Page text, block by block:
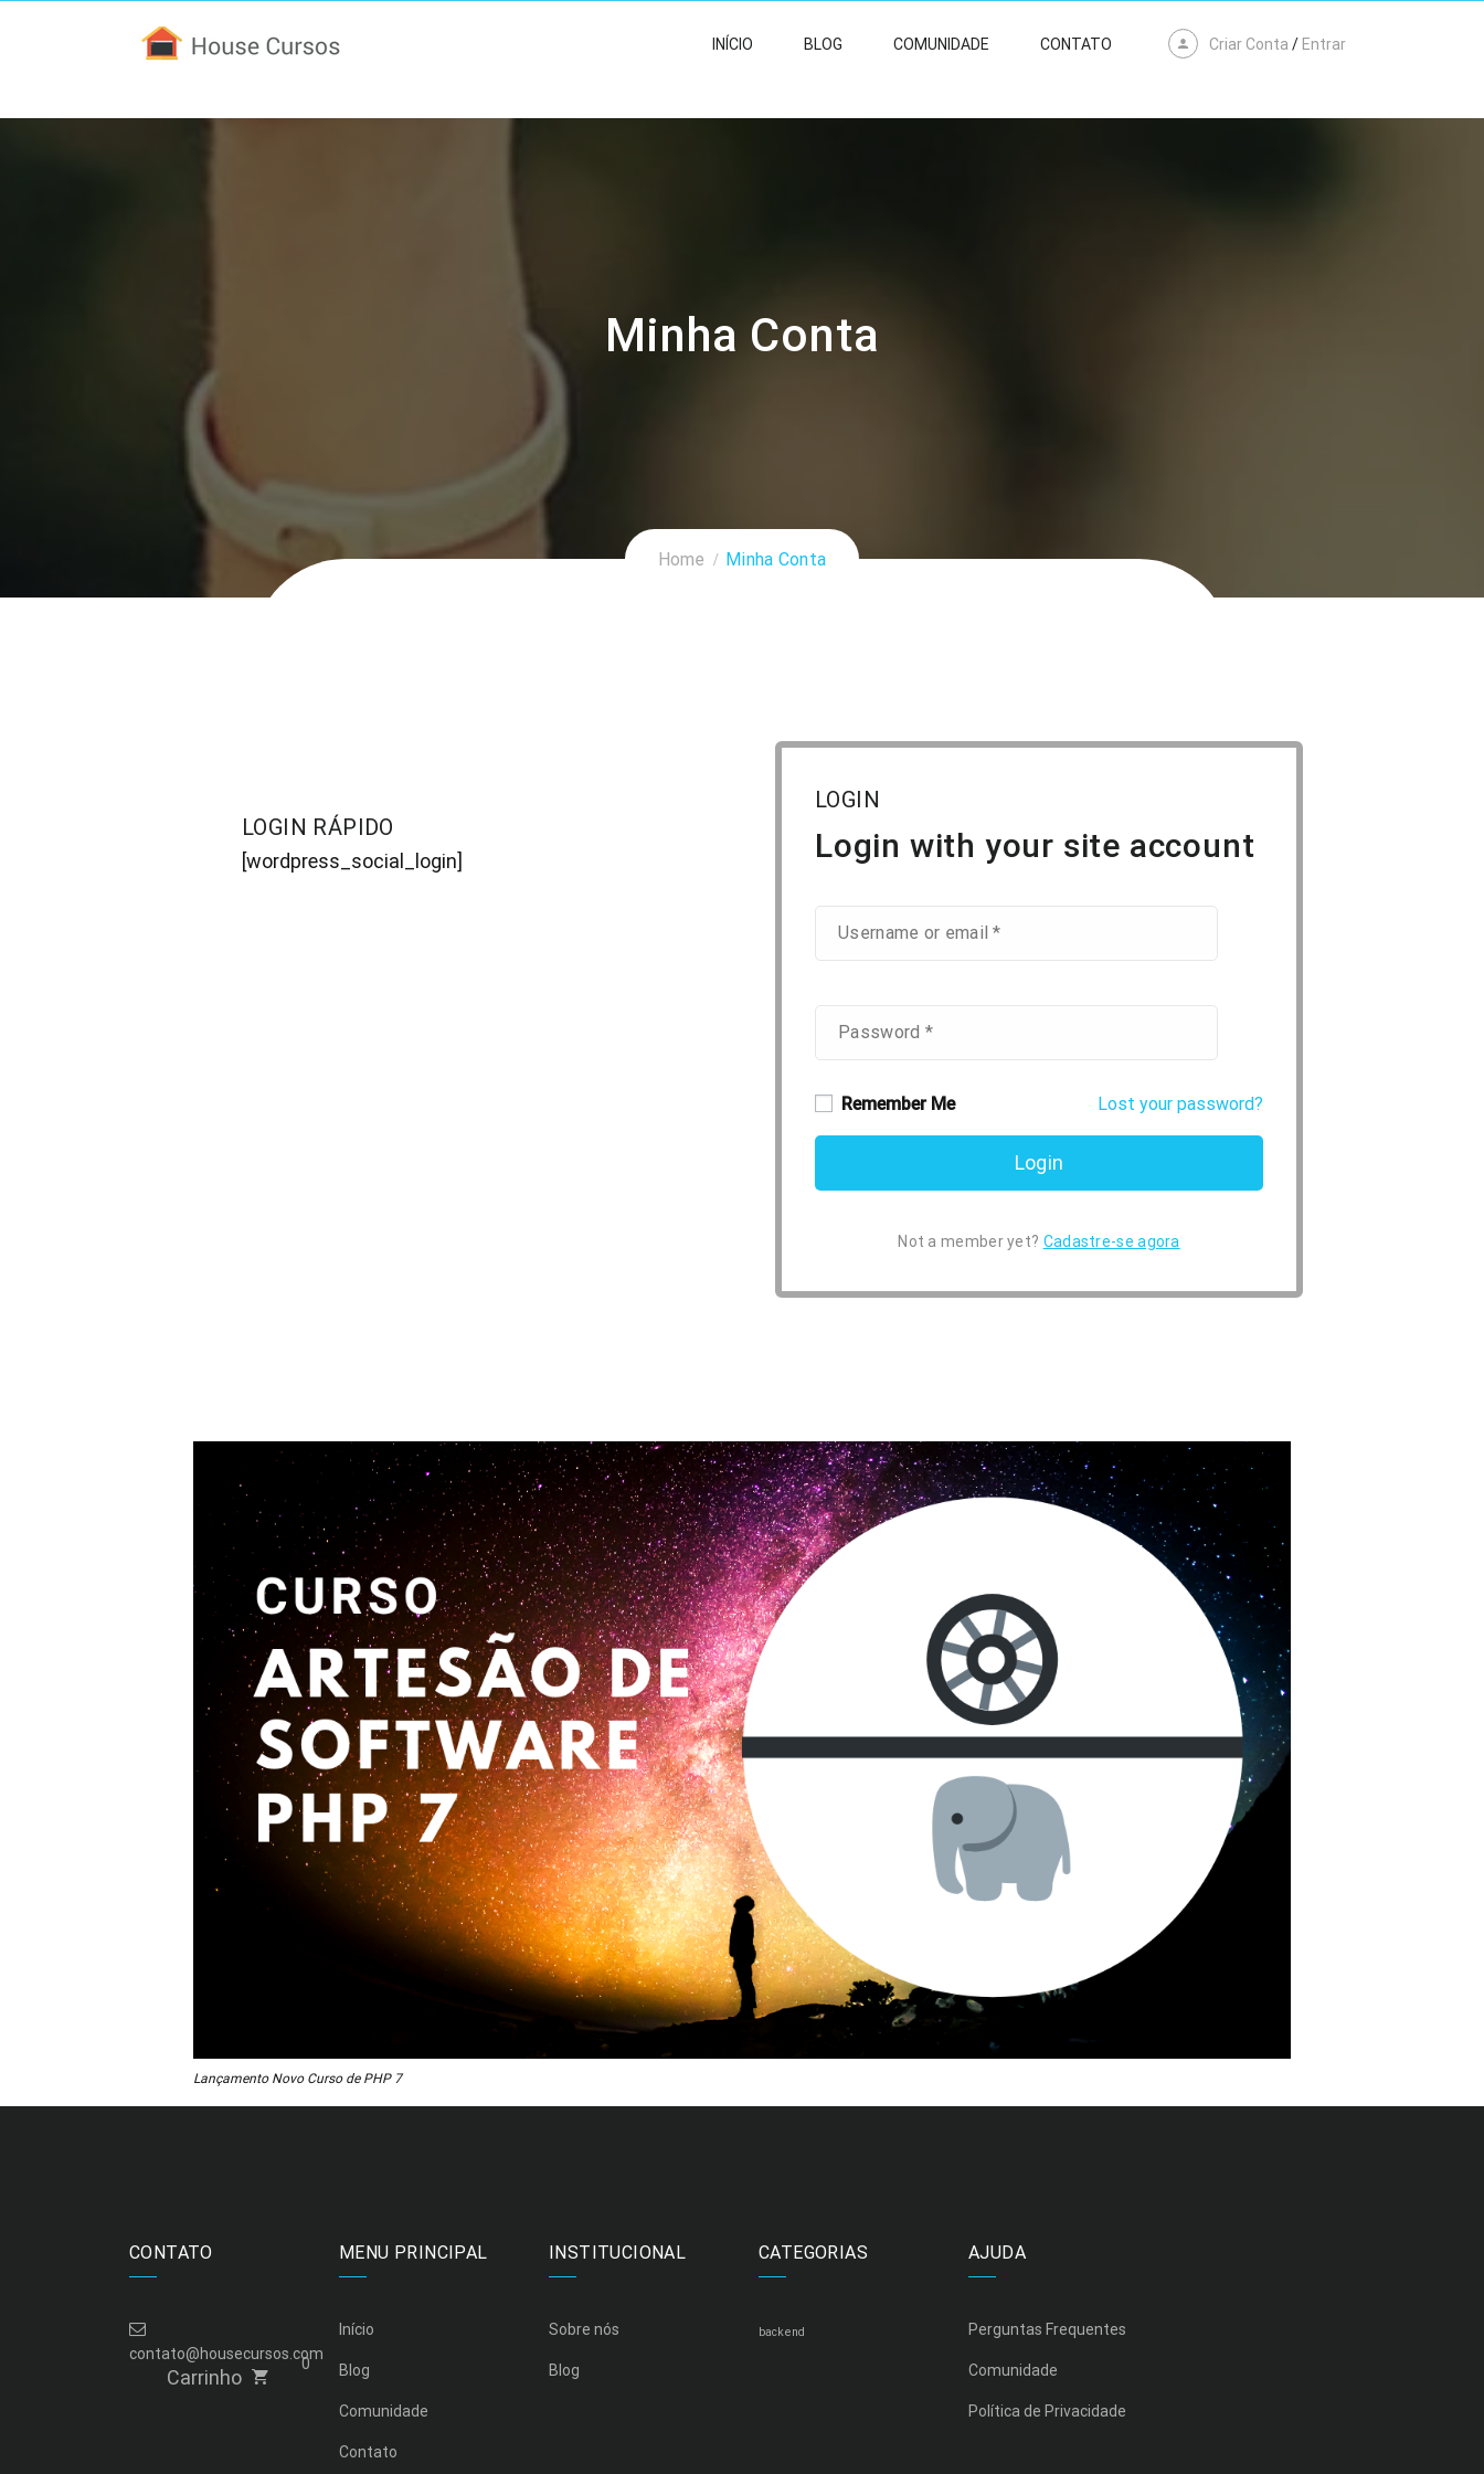
INÍCIO BLOG COMUNIDADE CONTATO Criar Conta / Entrar
Minha Conta
Home Minha Conta
LOGIN RÁPIDO
[wordpress_social_login]
LOGIN
Login with your site account
Remember Me Lost your password?
Not a member yet? Cadastre-se agora
Lançamento Novo Curso de PHP 7
CONTATO
contato@housecursos.com
Carrinho
0
MENU PRINCIPAL
Início
Blog
Comunidade
Contato
INSTITUCIONAL
Sobre nós
Blog
CATEGORIAS
backend
AJUDA
Perguntas Frequentes
Comunidade
Política de Privacidade